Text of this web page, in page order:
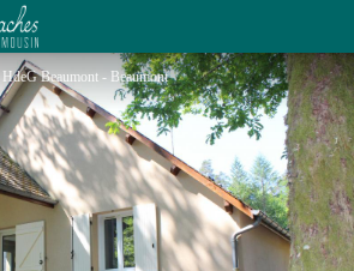
HdeG Beaumont - Beaumont